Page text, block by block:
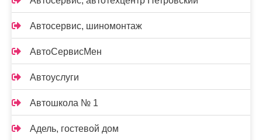
Автосервис, шиномонтаж
АвтоСервисМен
Автоуслуги
Автошкола № 1
Адель, гостевой дом